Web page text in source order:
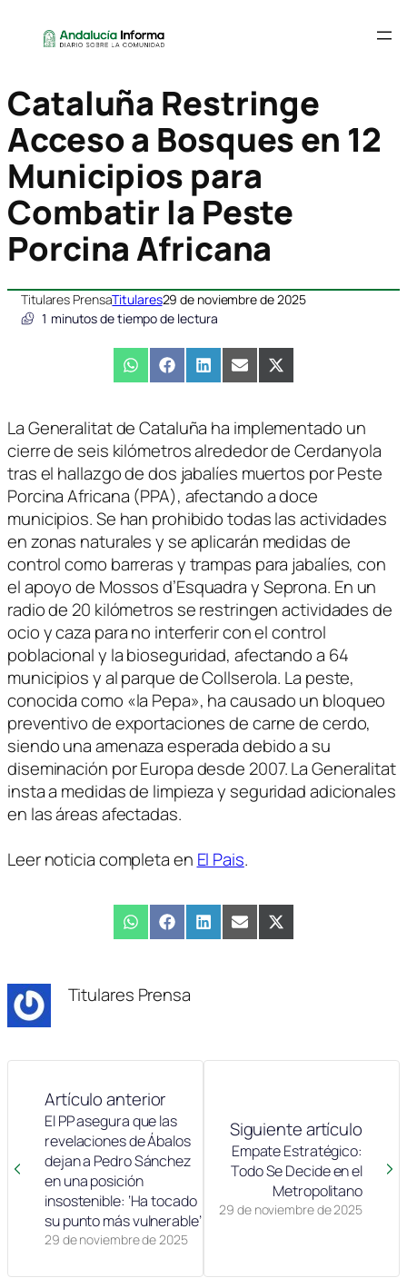
Cataluña Restringe
Acceso a Bosques en 12
Municipios para
Combatir la Peste
Porcina Africana
Titulares PrensaTitulares29 de noviembre de 2025
1 minutos de tiempo de lectura
Compartir
en
WhatsAppCompartir
en
FacebookCompartir
en
LinkedInCompartir
en
EmailCompartir
en
X
(Twitter)
La Generalitat de Cataluña ha implementado un
cierre de seis kilómetros alrededor de Cerdanyola
tras el hallazgo de dos jabalíes muertos por Peste
Porcina Africana (PPA), afectando a doce
municipios. Se han prohibido todas las actividades
en zonas naturales y se aplicarán medidas de
control como barreras y trampas para jabalíes, con
el apoyo de Mossos d’Esquadra y Seprona. En un
radio de 20 kilómetros se restringen actividades de
ocio y caza para no interferir con el control
poblacional y la bioseguridad, afectando a 64
municipios y al parque de Collserola. La peste,
conocida como «la Pepa», ha causado un bloqueo
preventivo de exportaciones de carne de cerdo,
siendo una amenaza esperada debido a su
diseminación por Europa desde 2007. La Generalitat
insta a medidas de limpieza y seguridad adicionales
en las áreas afectadas.
Leer noticia completa en El Pais.
Compartir
en
WhatsAppCompartir
en
FacebookCompartir
en
LinkedInCompartir
en
EmailCompartir
en
X
(Twitter)
Titulares Prensa
Artículo anterior
29 de noviembre de 2025
El PP asegura que las
revelaciones de Ábalos
dejan a Pedro Sánchez
en una posición
insostenible: ‘Ha tocado
su punto más vulnerable’
Siguiente artículo
29 de noviembre de 2025
Empate Estratégico:
Todo Se Decide en el
Metropolitano